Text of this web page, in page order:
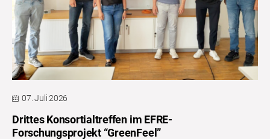
07. Juli 2026
Drittes Konsortialtreffen im EFRE-
Forschungsprojekt “GreenFeel”